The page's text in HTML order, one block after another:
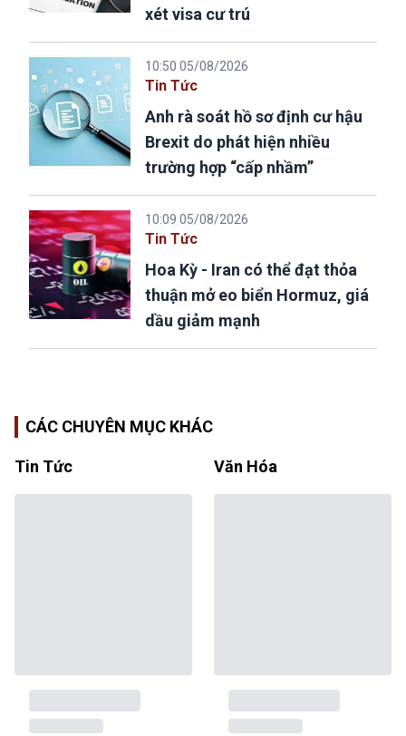
xét visa cư trú
10:50 05/08/2026
Tin Tức
Anh rà soát hồ sơ định cư hậu
Brexit do phát hiện nhiều
trường hợp “cấp nhầm”
10:09 05/08/2026
Tin Tức
Hoa Kỳ - Iran có thể đạt thỏa
thuận mở eo biển Hormuz, giá
dầu giảm mạnh
CÁC CHUYÊN MỤC KHÁC
Tin Tức Văn Hóa